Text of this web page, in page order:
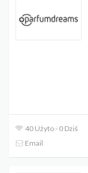
40 Użyto - 0 Dziś
Email